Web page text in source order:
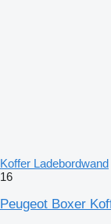
Koffer Ladebordwand
16
Peugeot Boxer